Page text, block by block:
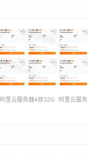
阿里云服务器4核32G
阿里云服务